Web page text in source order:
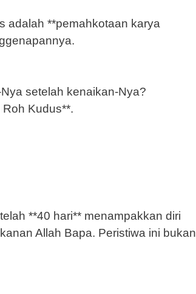
adalah **pemahkotaan karya
setelah kenaikan-Nya?
Kudus**.
**40 hari** menampakkan diri
Allah Bapa. Peristiwa ini bukan